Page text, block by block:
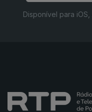
Disponível para